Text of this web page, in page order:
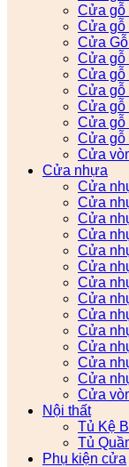
Cửa gỗ
Cửa gỗ
Cửa
Cửa gỗ
Cửa gỗ
Cửa gỗ
Cửa gỗ
Cửa gỗ
Cửa gỗ
Cửa
Cửa nhựa
Cửa
Cửa
Cửa
Cửa
Cửa
Cửa
Cửa
Cửa
Cửa
Cửa
Cửa
Cửa
Cửa
Cửa
Nội thất
Tủ Kệ
Tủ
Phụ kiện cửa